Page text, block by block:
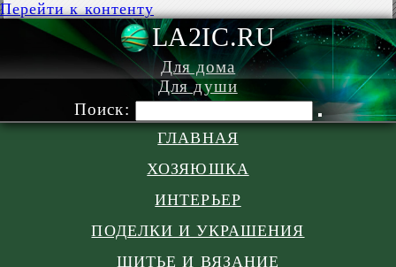
Перейти к контенту
LA2IC.RU
Для дома
Для души
Поиск:
ГЛАВНАЯ
ХОЗЯЮШКА
ИНТЕРЬЕР
ПОДЕЛКИ И УКРАШЕНИЯ
ШИТЬЕ И ВЯЗАНИЕ